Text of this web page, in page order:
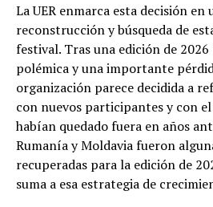
La UER enmarca esta decisión en
reconstrucción y búsqueda de
festival. Tras una edición de
polémica y una importante
organización parece decidida a
con nuevos participantes y con
habían quedado fuera en años
Rumanía y Moldavia fueron
recuperadas para la edición de
suma a esa estrategia de